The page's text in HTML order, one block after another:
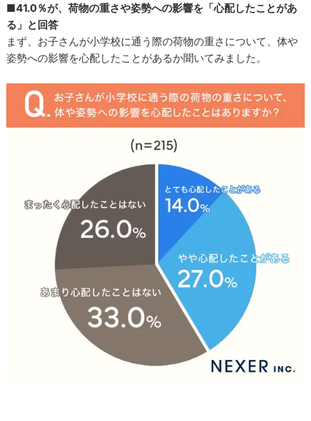
■41.0％が、荷物の重さや姿勢への影響を「心配したことがあ
る」と回答
まず、お子さんが小学校に通う際の荷物の重さについて、体や
姿勢への影響を心配したことがあるか聞いてみました。